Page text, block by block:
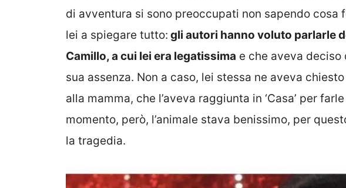
di avventura si sono preoccupati non sapendo cosa
lei a spiegare tutto: gli autori hanno voluto parlarle
Camillo, a cui lei era legatissima e che aveva
sua assenza. Non a caso, lei stessa ne aveva
alla mamma, che l’aveva raggiunta in ‘Casa’ per
momento, però, l’animale stava benissimo, per
la tragedia.